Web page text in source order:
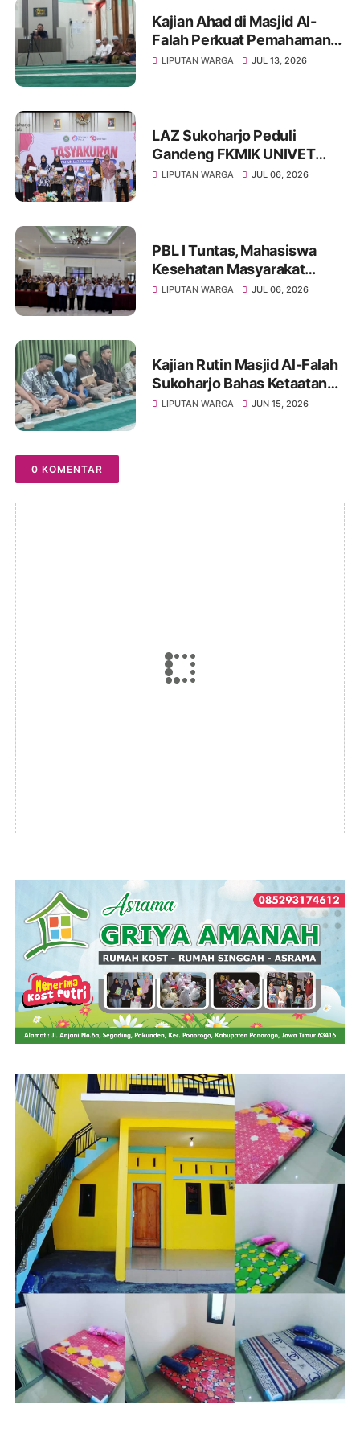
Kajian Ahad di Masjid Al-
Falah Perkuat Pemahaman
Sunnah dan Tingkatkan
LIPUTAN WARGA JUL 13, 2026
LAZ Sukoharjo Peduli
Gandeng FKMIK UNIVET
BANTARA Santuni Anak
LIPUTAN WARGA JUL 06, 2026
PBL I Tuntas, Mahasiswa
Kesehatan Masyarakat
UNIVET BANTARA Siap
LIPUTAN WARGA JUL 06, 2026
Kajian Rutin Masjid Al-Falah
Sukoharjo Bahas Ketaatan
kepada Rasul sebagai Wujud
LIPUTAN WARGA JUN 15, 2026
0 KOMENTAR